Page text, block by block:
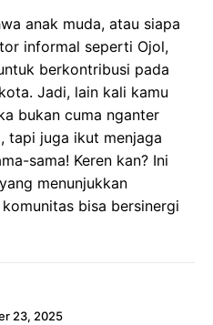
anak muda, atau siapa
informal seperti Ojol,
berkontribusi pada
Jadi, lain kali kamu
bukan cuma nganter
tapi juga ikut menjaga
sama! Keren kan? Ini
menunjukkan
bisa bersinergi
23, 2025